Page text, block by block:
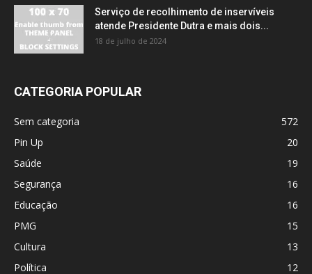
Serviço de recolhimento de inservíveis
atende Presidente Dutra e mais dois...
18 de julho de 2024
CATEGORIA POPULAR
Sem categoria
572
Pin Up
20
Saúde
19
Segurança
16
Educação
16
PMG
15
Cultura
13
Política
12